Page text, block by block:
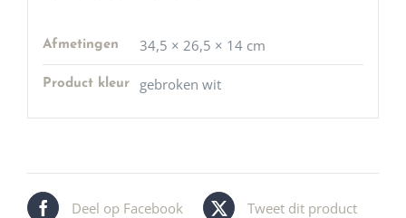
Afmetingen 34,5 × 26,5 × 14 cm
Product kleur gebroken wit
Deel op Facebook Tweet dit product